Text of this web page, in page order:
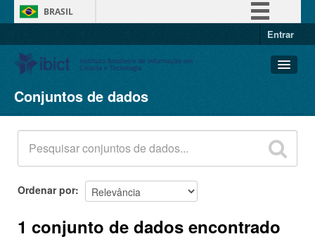
BRASIL
Entrar
Conjuntos de dados
Organizações
Grupos
Sobre
Conjuntos de dados
Ordenar por
1 conjunto de dados encontrado